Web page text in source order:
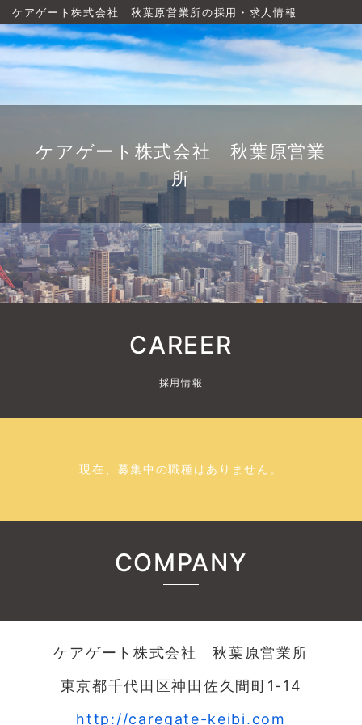
ケアゲート株式会社 秋葉原営業所の採用・求人情報
ケアゲート株式会社 秋葉原営業
所
CAREER
採用情報
現在、募集中の職種はありません。
COMPANY
ケアゲート株式会社 秋葉原営業所
東京都千代田区神田佐久間町1-14
http://caregate-keibi.com